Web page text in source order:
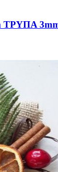
ΤΡΥΠΑ